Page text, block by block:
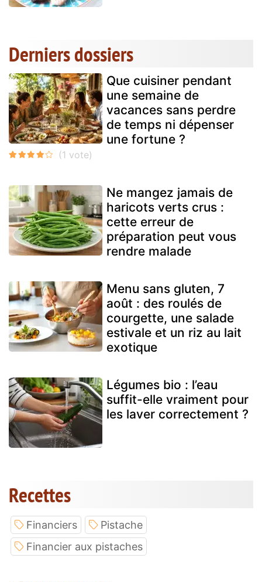
Derniers dossiers
Que cuisiner pendant
une semaine de
vacances sans perdre
de temps ni dépenser
une fortune ?
Ne mangez jamais de
haricots verts crus :
cette erreur de
préparation peut vous
rendre malade
Menu sans gluten, 7
août : des roulés de
courgette, une salade
estivale et un riz au lait
exotique
Légumes bio : l’eau
suffit-elle vraiment pour
les laver correctement ?
Recettes
Financiers
Pistache
Financier aux pistaches